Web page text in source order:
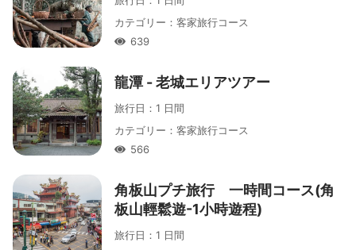
カテゴリー ： 客家旅行コース
人氣639
龍潭 - 老城エリアツアー
旅行日 ： 1 日間
カテゴリー ： 客家旅行コース
人氣566
角板山プチ旅行 一時間コース(角
板山輕鬆遊-1小時遊程)
旅行日 ： 1 日間